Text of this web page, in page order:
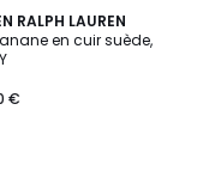
RALPH LAUREN
en cuir suède,
€